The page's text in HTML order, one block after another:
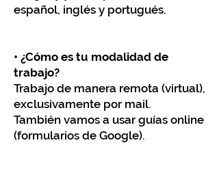
español, inglés y portugués.
​• ¿Cómo es tu modalidad de
trabajo?
Trabajo de manera remota (virtual),
exclusivamente por mail.
También vamos a usar guías online
(formularios de Google).